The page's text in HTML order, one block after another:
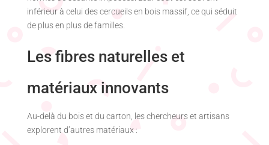
inférieur à celui des cercueils en bois massif, ce qui séduit
de plus en plus de familles.
Les fibres naturelles et
matériaux innovants
Au-delà du bois et du carton, les chercheurs et artisans
explorent d’autres matériaux :